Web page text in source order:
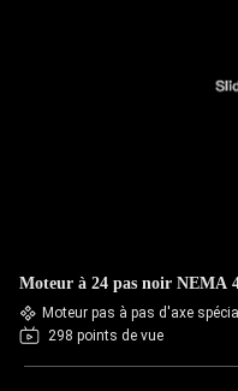
Moteur à 24 pas noir NEMA
Moteur pas à pas d'axe spécial
298 points de vue